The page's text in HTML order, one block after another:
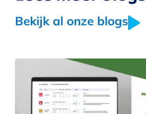
Bekijk al onze blogs